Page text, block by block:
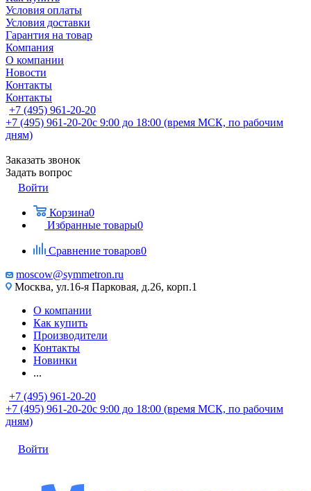
Условия оплаты
Условия доставки
Гарантия на товар
Компания
О компании
Новости
Контакты
Контакты
+7 (495) 961-20-20
+7 (495) 961-20-20с 9:00 до 18:00 (время МСК, по рабочим
дням)
Заказать звонок
Задать вопрос
Войти
Корзина0
Избранные товары0
Сравнение товаров0
moscow@symmetron.ru
Москва, ул.16-я Парковая, д.26, корп.1
О компании
Как купить
Производители
Контакты
Новинки
...
+7 (495) 961-20-20
+7 (495) 961-20-20с 9:00 до 18:00 (время МСК, по рабочим
дням)
Войти